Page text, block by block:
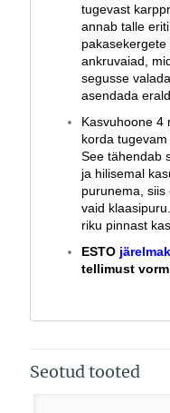
tugevast
annab talle
ankruvaiad,
segusse
asendada
Kasvuhoone 4
korda
See tähendab
ja hilisemal
purunema, siis
vaid
riku pinnast
ESTO
tellimust
Seotud tooted